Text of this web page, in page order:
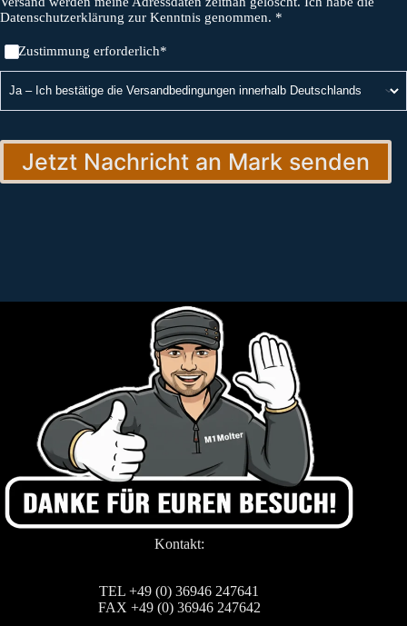
Datenschutzerklärung zur Kenntnis genommen. *
Zustimmung erforderlich*
Jetzt Nachricht an Mark senden
Kontakt:
TEL +49 (0) 36946 247641
FAX +49 (0) 36946 247642